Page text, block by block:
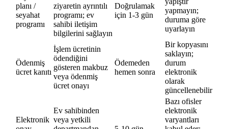
planı /
seyahat
programı
ziyaretin ayrıntılı
programı; ev
sahibi iletişim
bilgilerini sağlayın
Doğrulamak
için 1-3 gün
yapmayın;
duruma göre
uyarlayın
Ödenmiş
ücret kanıtı
İşlem ücretinin
ödendiğini
gösteren makbuz
veya ödenmiş
ücret onayı
Ödemeden
hemen sonra
Bir kopyasını
saklayın;
durum
elektronik
olarak
güncellenebilir
Elektronik
Ev sahibinden
veya yetkili
Bazı ofisler
elektronik
varyantları